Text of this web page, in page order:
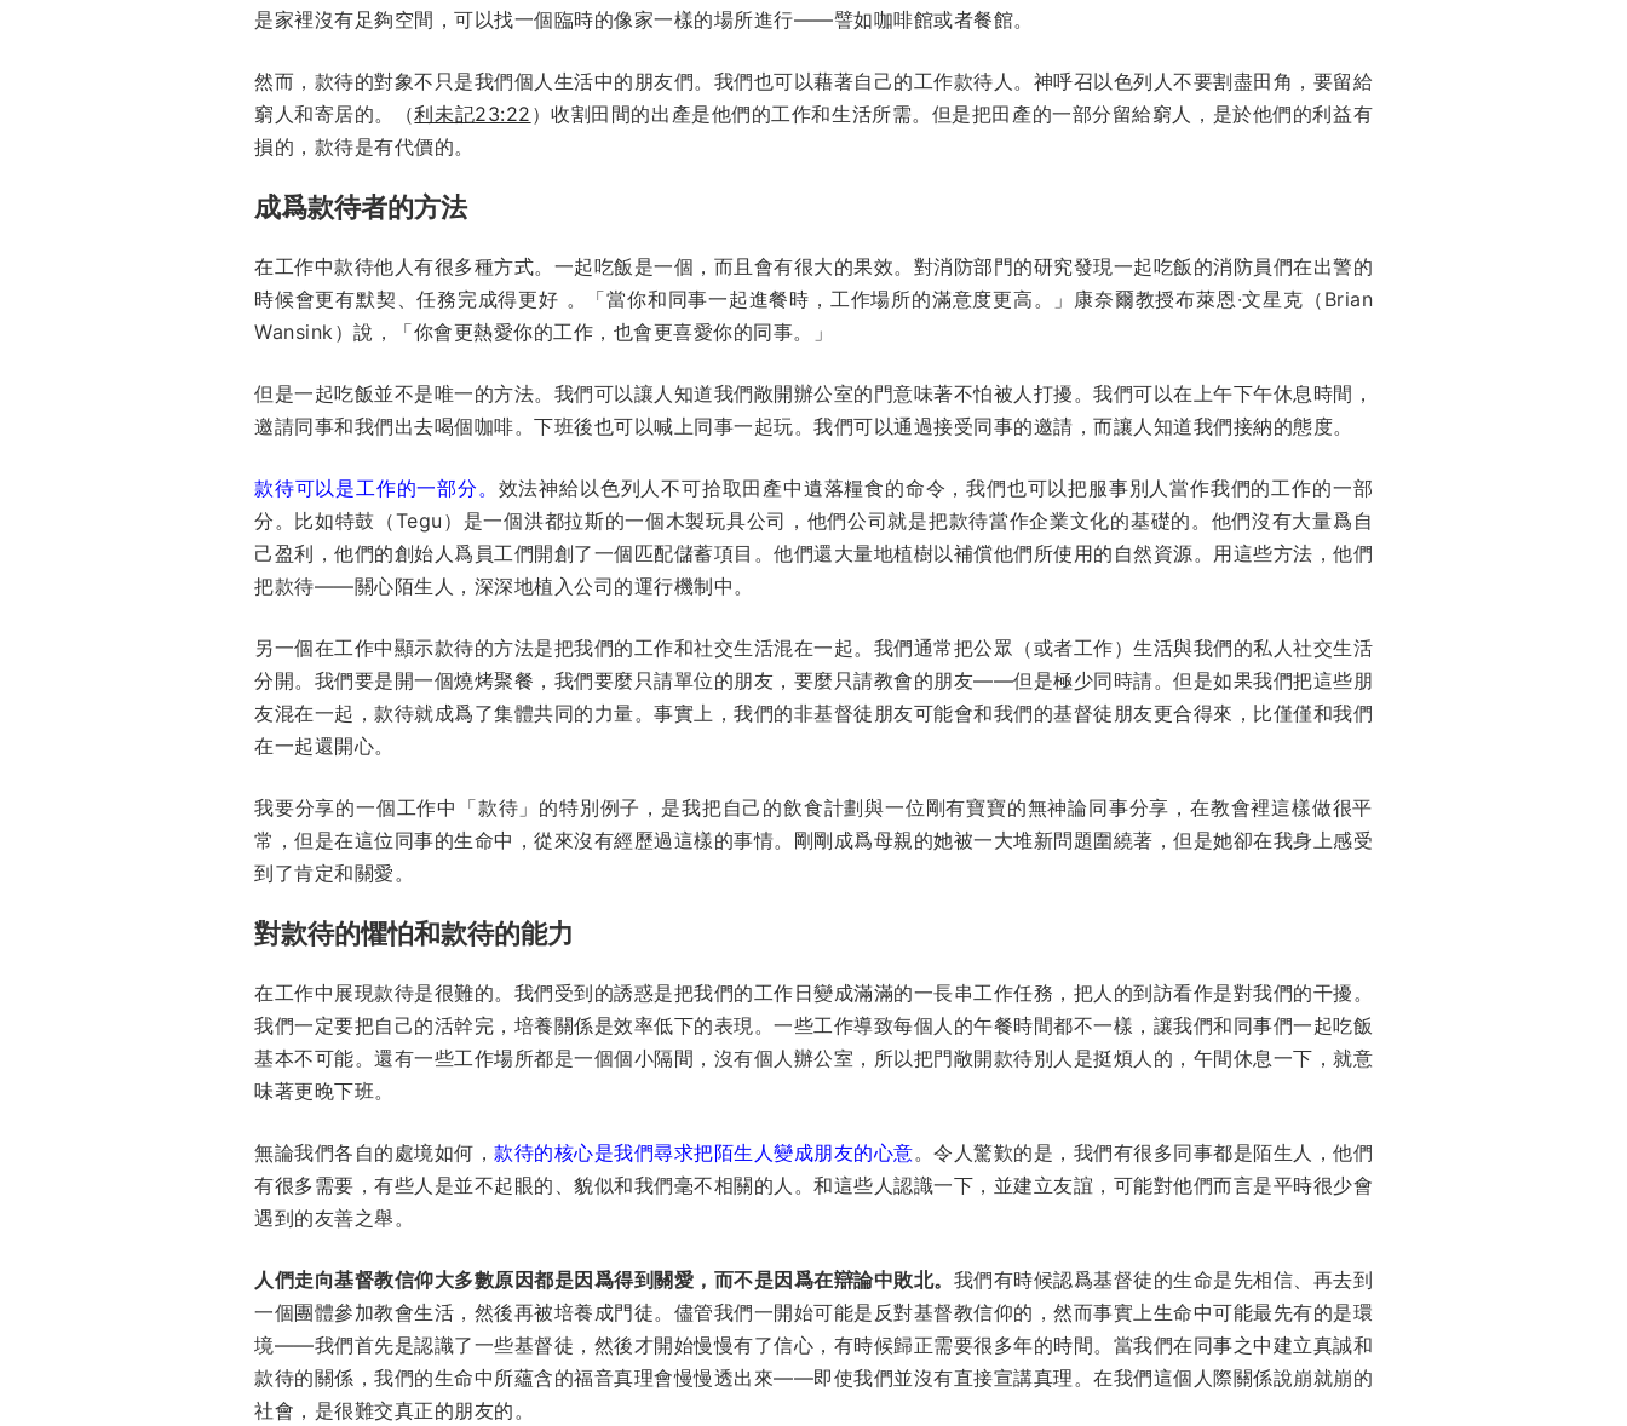
是家裡沒有足夠空間，可以找一個臨時的像家一樣的場所進行——譬如咖啡館或者餐館。
然而，款待的對象不只是我們個人生活中的朋友們。我們也可以藉著自己的工作款待人。神呼召以色列人不要割盡田角，要留給
窮人和寄居的。（利未記23:22 ）收割田間的出產是他們的工作和生活所需。但是把田產的一部分留給窮人，是於他們的利益有
損的，款待是有代價的。
成爲款待者的方法
在工作中款待他人有很多種方式。一起吃飯是一個，而且會有很大的果效。對消防部門的研究發現一起吃飯的消防員們在出警的
時候會更有默契、任務完成得更好 。「當你和同事一起進餐時，工作場所的滿意度更高。」康奈爾教授布萊恩·文星克（Brian
Wansink）說，「你會更熱愛你的工作，也會更喜愛你的同事。」
但是一起吃飯並不是唯一的方法。我們可以讓人知道我們敞開辦公室的門意味著不怕被人打擾。我們可以在上午下午休息時間，
邀請同事和我們出去喝個咖啡。下班後也可以喊上同事一起玩。我們可以通過接受同事的邀請，而讓人知道我們接納的態度。
款待可以是工作的一部分。 效法神給以色列人不可拾取田產中遺落糧食的命令，我們也可以把服事別人當作我們的工作的一部
分。比如特鼓（Tegu）是一個洪都拉斯的一個木製玩具公司，他們公司就是把款待當作企業文化的基礎的。他們沒有大量爲自
己盈利，他們的創始人爲員工們開創了一個匹配儲蓄項目。他們還大量地植樹以補償他們所使用的自然資源。用這些方法，他們
把款待——關心陌生人，深深地植入公司的運行機制中。
另一個在工作中顯示款待的方法是把我們的工作和社交生活混在一起。我們通常把公眾（或者工作）生活與我們的私人社交生活
分開。我們要是開一個燒烤聚餐，我們要麼只請單位的朋友，要麼只請教會的朋友——但是極少同時請。但是如果我們把這些朋
友混在一起，款待就成爲了集體共同的力量。事實上，我們的非基督徒朋友可能會和我們的基督徒朋友更合得來，比僅僅和我們
在一起還開心。
我要分享的一個工作中「款待」的特別例子，是我把自己的飲食計劃與一位剛有寶寶的無神論同事分享，在教會裡這樣做很平
常，但是在這位同事的生命中，從來沒有經歷過這樣的事情。剛剛成爲母親的她被一大堆新問題圍繞著，但是她卻在我身上感受
到了肯定和關愛。
對款待的懼怕和款待的能力
在工作中展現款待是很難的。我們受到的誘惑是把我們的工作日變成滿滿的一長串工作任務，把人的到訪看作是對我們的干擾。
我們一定要把自己的活幹完，培養關係是效率低下的表現。一些工作導致每個人的午餐時間都不一樣，讓我們和同事們一起吃飯
基本不可能。還有一些工作場所都是一個個小隔間，沒有個人辦公室，所以把門敞開款待別人是挺煩人的，午間休息一下，就意
味著更晚下班。
無論我們各自的處境如何， 款待的核心是我們尋求把陌生人變成朋友的心意。令人驚歎的是，我們有很多同事都是陌生人，他們
有很多需要，有些人是並不起眼的、貌似和我們毫不相關的人。和這些人認識一下，並建立友誼，可能對他們而言是平時很少會
遇到的友善之舉。
人們走向基督教信仰大多數原因都是因爲得到關愛，而不是因爲在辯論中敗北。 我們有時候認爲基督徒的生命是先相信、再去到
一個團體參加教會生活，然後再被培養成門徒。儘管我們一開始可能是反對基督教信仰的，然而事實上生命中可能最先有的是環
境——我們首先是認識了一些基督徒，然後才開始慢慢有了信心，有時候歸正需要很多年的時間。當我們在同事之中建立真誠和
款待的關係，我們的生命中所蘊含的福音真理會慢慢透出來——即使我們並沒有直接宣講真理。在我們這個人際關係說崩就崩的
社會，是很難交真正的朋友的。